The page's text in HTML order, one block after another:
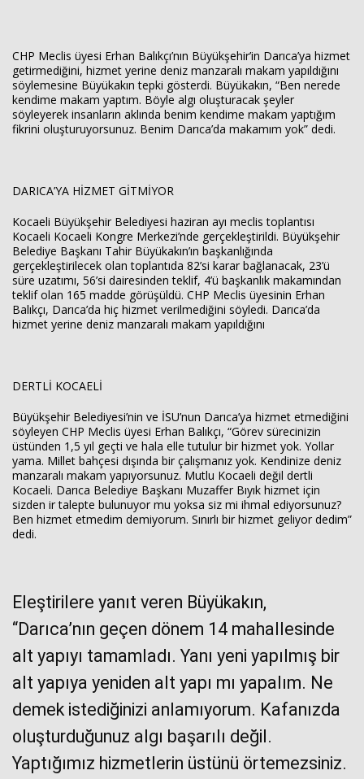
CHP Meclis üyesi Erhan Balıkçı’nın Büyükşehir’in Darıca’ya hizmet
getirmediğini, hizmet yerine deniz manzaralı makam yapıldığını
söylemesine Büyükakın tepki gösterdi. Büyükakın, “Ben nerede
kendime makam yaptım. Böyle algı oluşturacak şeyler
söyleyerek insanların aklında benim kendime makam yaptığım
fikrini oluşturuyorsunuz. Benim Darıca’da makamım yok” dedi.
DARICA’YA HİZMET GİTMİYOR
Kocaeli Büyükşehir Belediyesi haziran ayı meclis toplantısı
Kocaeli Kocaeli Kongre Merkezi’nde gerçekleştirildi. Büyükşehir
Belediye Başkanı Tahir Büyükakın’ın başkanlığında
gerçekleştirilecek olan toplantıda 82’si karar bağlanacak, 23’ü
süre uzatımı, 56’si dairesinden teklif, 4’ü başkanlık makamından
teklif olan 165 madde görüşüldü. CHP Meclis üyesinin Erhan
Balıkçı, Darıca’da hiç hizmet verilmediğini söyledi. Darıca’da
hizmet yerine deniz manzaralı makam yapıldığını
DERTLİ KOCAELİ
Büyükşehir Belediyesi’nin ve İSU’nun Darıca’ya hizmet etmediğini
söyleyen CHP Meclis üyesi Erhan Balıkçı, “Görev sürecinizin
üstünden 1,5 yıl geçti ve hala elle tutulur bir hizmet yok. Yollar
yama. Millet bahçesi dışında bir çalışmanız yok. Kendinize deniz
manzaralı makam yapıyorsunuz. Mutlu Kocaeli değil dertli
Kocaeli. Darıca Belediye Başkanı Muzaffer Bıyık hizmet için
sizden ir talepte bulunuyor mu yoksa siz mi ihmal ediyorsunuz?
Ben hizmet etmedim demiyorum. Sınırlı bir hizmet geliyor dedim”
dedi.
Eleştirilere yanıt veren Büyükakın,
“Darıca’nın geçen dönem 14 mahallesinde
alt yapıyı tamamladı. Yanı yeni yapılmış bir
alt yapıya yeniden alt yapı mı yapalım. Ne
demek istediğinizi anlamıyorum. Kafanızda
oluşturduğunuz algı başarılı değil.
Yaptığımız hizmetlerin üstünü örtemezsiniz.
Haberin Doğru Adresi.